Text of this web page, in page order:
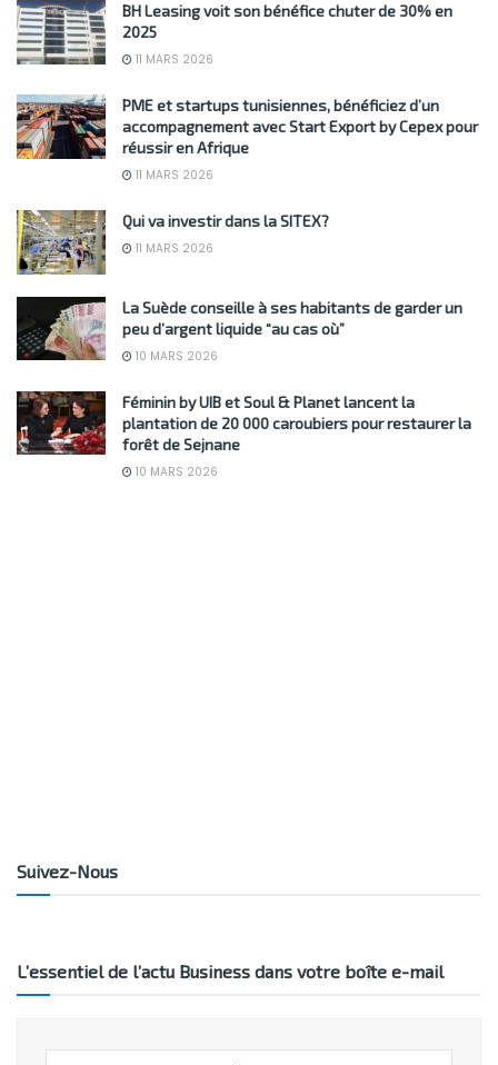
BH Leasing voit son bénéfice chuter de 30% en
2025
11 MARS 2026
PME et startups tunisiennes, bénéficiez d’un
accompagnement avec Start Export by Cepex pour
réussir en Afrique
11 MARS 2026
Qui va investir dans la SITEX?
11 MARS 2026
La Suède conseille à ses habitants de garder un
peu d’argent liquide “au cas où”
10 MARS 2026
Féminin by UIB et Soul & Planet lancent la
plantation de 20 000 caroubiers pour restaurer la
forêt de Sejnane
10 MARS 2026
Suivez-Nous
L’essentiel de l’actu Business dans votre boîte e-mail